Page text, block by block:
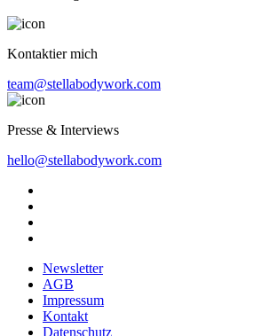
Kontaktier mich
team@stellabodywork.com
Presse & Interviews
hello@stellabodywork.com
Newsletter
AGB
Impressum
Kontakt
Datenschutz